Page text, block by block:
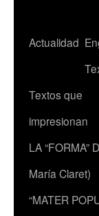
Actualidad
Textos que
impresionan
LA “FORMA”
María Claret)
“MATER